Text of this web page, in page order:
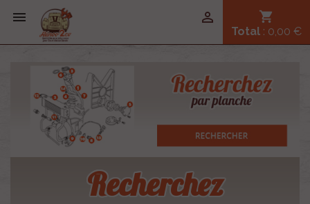
 shopping_cart
Total : 0,00 €

Recherchez